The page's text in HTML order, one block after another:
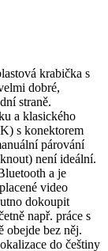
krabička s
dobré,
straně.
a klasického
s konektorem
párování
není ideální.
a je
video
dokoupit
např. práce s
obejde bez něj.
do češtiny